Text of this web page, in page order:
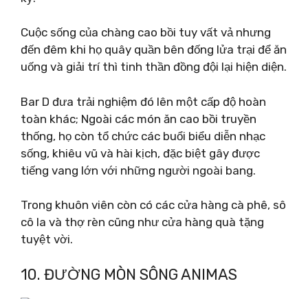
Cuộc sống của chàng cao bồi tuy vất vả nhưng
đến đêm khi họ quây quần bên đống lửa trại để ăn
uống và giải trí thì tinh thần đồng đội lại hiện diện.
Bar D đưa trải nghiệm đó lên một cấp độ hoàn
toàn khác; Ngoài các món ăn cao bồi truyền
thống, họ còn tổ chức các buổi biểu diễn nhạc
sống, khiêu vũ và hài kịch, đặc biệt gây được
tiếng vang lớn với những người ngoài bang.
Trong khuôn viên còn có các cửa hàng cà phê, sô
cô la và thợ rèn cũng như cửa hàng quà tặng
tuyệt vời.
10. ĐƯỜNG MÒN SÔNG ANIMAS